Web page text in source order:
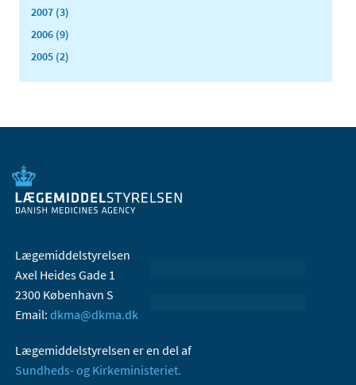
2007 (3)
2006 (9)
2005 (2)
Lægemiddelstyrelsen
Axel Heides Gade 1
2300 København S
Email: dkma@dkma.dk
Lægemiddelstyrelsen er en del af
Sundheds- og Kirkeministeriet.